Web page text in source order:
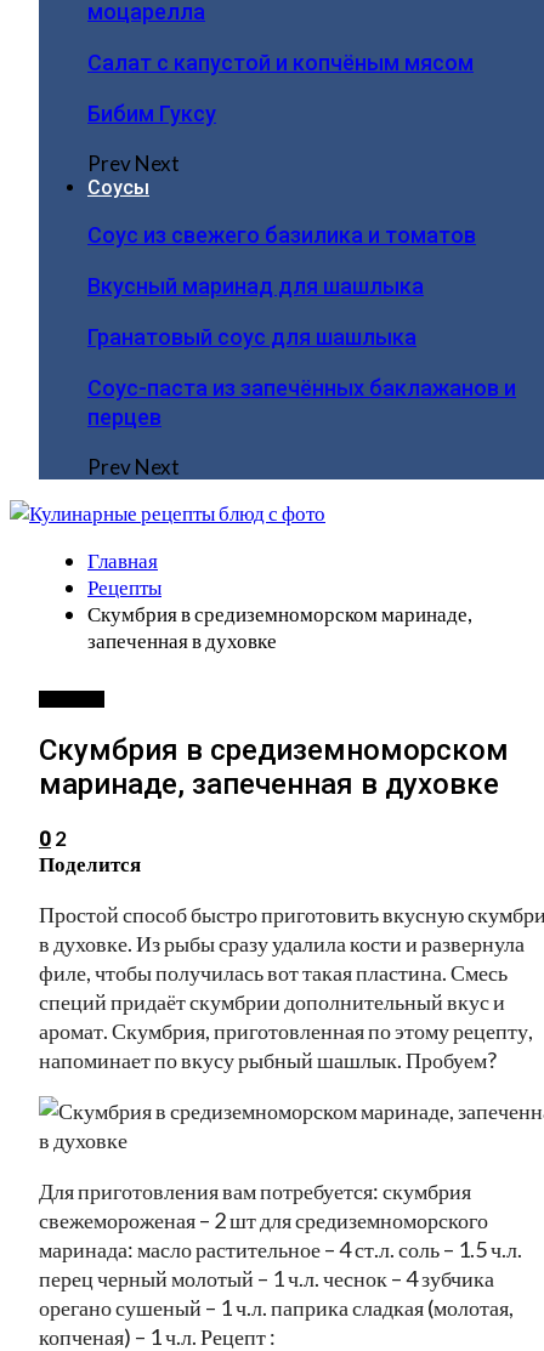
моцарелла
Салат с капустой и копчёным мясом
Бибим Гуксу
PrevNext
Соусы
Соус из свежего базилика и томатов
Вкусный маринад для шашлыка
Гранатовый соус для шашлыка
Соус-паста из запечённых баклажанов и
перцев
PrevNext
Главная
Рецепты
Скумбрия в средиземноморском маринаде,
запеченная в духовке
Скумбрия в средиземноморском
маринаде, запеченная в духовке
0 2
Поделится
Простой способ быстро приготовить вкусную
в духовке. Из рыбы сразу удалила кости и развернула
филе, чтобы получилась вот такая пластина. Смесь
специй придаёт скумбрии дополнительный вкус и
аромат. Скумбрия, приготовленная по этому рецепту,
напоминает по вкусу рыбный шашлык. Пробуем?
Для приготовления вам потребуется: скумбрия
свежемороженая – 2 шт для средиземноморского
маринада: масло растительное – 4 ст.л. соль – 1.5 ч.л.
перец черный молотый – 1 ч.л. чеснок – 4 зубчика
орегано сушеный – 1 ч.л. паприка сладкая (молотая,
копченая) – 1 ч.л. Рецепт :